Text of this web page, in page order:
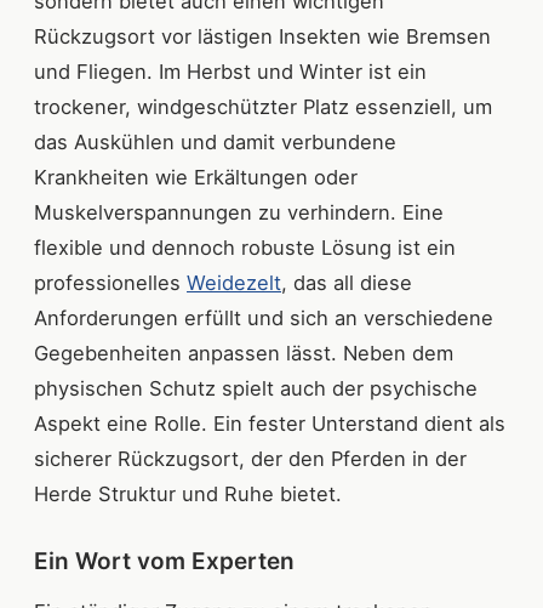
Rückzugsort vor lästigen Insekten wie Bremsen
und Fliegen. Im Herbst und Winter ist ein
trockener, windgeschützter Platz essenziell, um
das Auskühlen und damit verbundene
Krankheiten wie Erkältungen oder
Muskelverspannungen zu verhindern. Eine
flexible und dennoch robuste Lösung ist ein
professionelles Weidezelt, das all diese
Anforderungen erfüllt und sich an verschiedene
Gegebenheiten anpassen lässt. Neben dem
physischen Schutz spielt auch der psychische
Aspekt eine Rolle. Ein fester Unterstand dient als
sicherer Rückzugsort, der den Pferden in der
Herde Struktur und Ruhe bietet.
Ein Wort vom Experten